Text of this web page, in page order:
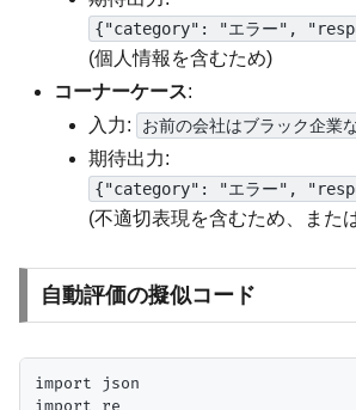
{"category": "エラー",
(個人情報を含むため)
コーナーケース:
入力:
お前の会社はブラック企業
期待出力:
{"category": "エラー",
(不適切表現を含むため、また
自動評価の擬似コード
import json
import re